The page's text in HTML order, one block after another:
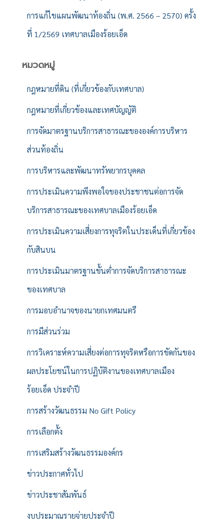
การแก้ไขแผนพัฒนาท้องถิ่น (พ.ศ. 2566 – 2570) ครั้ง
ที่ 1/2569 เทศบาลเมืองร้อยเอ็ด
หมวดหมู่
กฎหมายที่ดิน (ที่เกี่ยวข้องกับเทศบาล)
กฎหมายที่เกี่ยวข้องและเทศบัญญัติ
การจัดมาตรฐานบริการสาธารณะขององค์การบริหาร
ส่วนท้องถิ่น
การบริหารและพัฒนาทรัพยากรบุคคล
การประเมินความพึงพอใจของประชาชนต่อการจัด
บริการสาธารณะของเทศบาลเมืองร้อยเอ็ด
การประเมินความเสี่ยงการทุจริตในประเด็นที่เกี่ยวข้อง
กับสินบน
การประเมินมาตรฐานขั้นต่ำการจัดบริการสาธารณะ
ของเทศบาล
การมอบอำนาจของนายกเทศมนตรี
การมีส่วนร่วม
การวิเคราะห์ความเสี่ยงต่อการทุจริตหรือการขัดกันของ
ผลประโยชน์ในการปฏิบัติงานของเทศบาลเมือง
ร้อยเอ็ด ประจำปี
การสร้างวัฒนธรรม No Gift Policy
การเลือกตั้ง
การเสริมสร้างวัฒนธรรมองค์กร
ข่าวประกาศทั่วไป
ข่าวประชาสัมพันธ์
งบประมาณรายจ่ายประจำปี